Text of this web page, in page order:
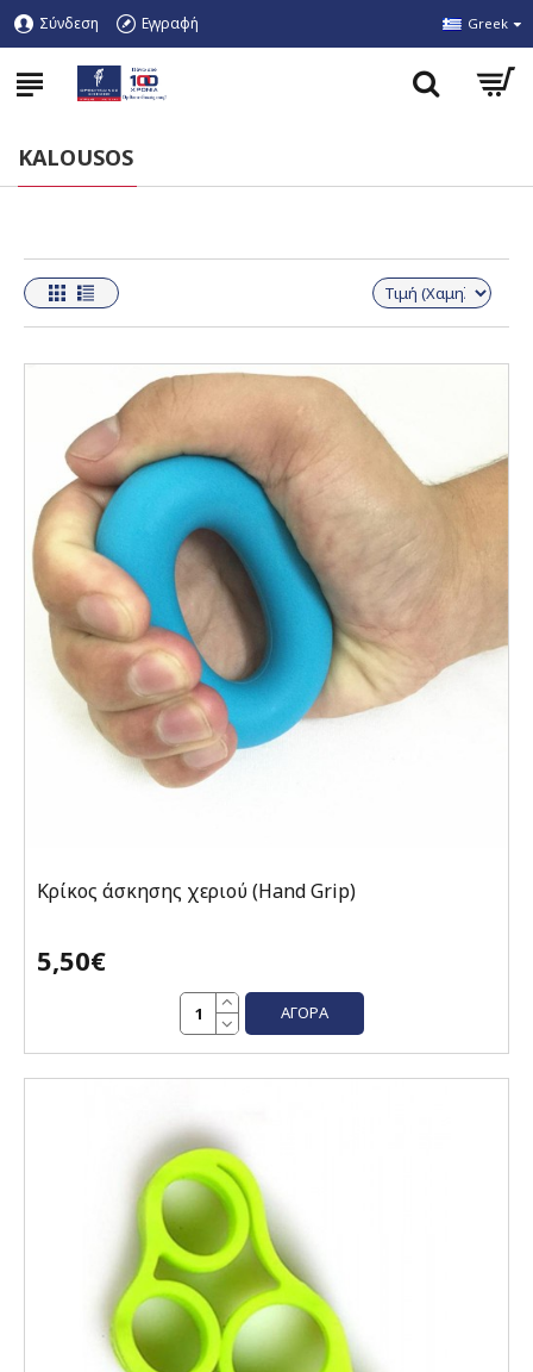
Σύνδεση Εγγραφή Greek
KALOUSOS
Κρίκος άσκησης χεριού (Hand Grip)
5,50€
ΑΓΟΡΆ